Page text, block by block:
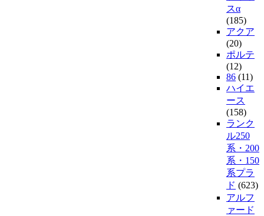
スα
(185)
アクア
(20)
ポルテ
(12)
86 (11)
ハイエ
ース
(158)
ランク
ル250
系・200
系・150
系プラ
ド (623)
アルフ
ァード